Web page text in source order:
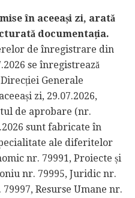
în aceeași zi, arată
documentația.
de înregistrare din
se înregistrează
Generale
zi, 29.07.2026,
de aprobare (nr.
sunt fabricate în
ale diferitelor
nr. 79991, Proiecte și
nr. 79995, Juridic nr.
Resurse Umane nr.